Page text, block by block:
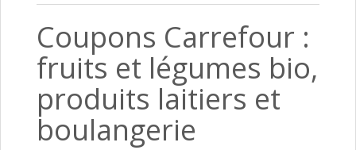
Coupons Carrefour :
fruits et légumes bio,
produits laitiers et
boulangerie